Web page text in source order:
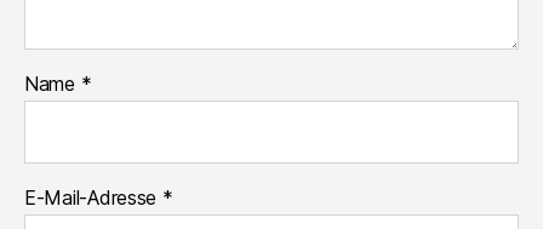
Name *
E-Mail-Adresse *